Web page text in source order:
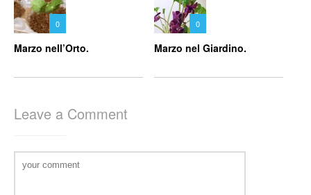
0
Marzo nell’Orto.
0
Marzo nel Giardino.
Leave a Comment